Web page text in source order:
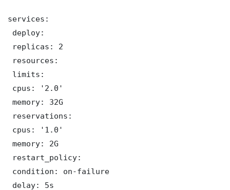
services:
deploy:
replicas: 2
resources:
limits:
cpus: '2.0'
memory: 32G
reservations:
cpus: '1.0'
memory: 2G
restart_policy:
condition: on-failure
delay: 5s